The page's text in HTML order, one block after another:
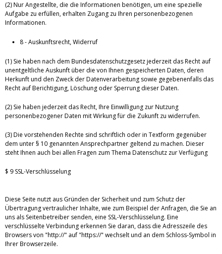
(2) Nur Angestellte, die die Informationen benötigen, um eine spezielle
Aufgabe zu erfüllen, erhalten Zugang zu Ihren personenbezogenen
Informationen.
8 - Auskunftsrecht, Widerruf
(1) Sie haben nach dem Bundesdatenschutzgesetz jederzeit das Recht auf
unentgeltliche Auskunft über die von Ihnen gespeicherten Daten, deren
Herkunft und den Zweck der Datenverarbeitung sowie gegebenenfalls das
Recht auf Berichtigung, Löschung oder Sperrung dieser Daten.
(2) Sie haben jederzeit das Recht, Ihre Einwilligung zur Nutzung
personenbezogener Daten mit Wirkung für die Zukunft zu widerrufen.
(3) Die vorstehenden Rechte sind schriftlich oder in Textform gegenüber
dem unter § 10 genannten Ansprechpartner geltend zu machen. Dieser
steht Ihnen auch bei allen Fragen zum Thema Datenschutz zur Verfügung
$ 9 SSL-Verschlüsselung
Diese Seite nutzt aus Gründen der Sicherheit und zum Schutz der
Übertragung vertraulicher Inhalte, wie zum Beispiel der Anfragen, die Sie an
uns als Seitenbetreiber senden, eine SSL-Verschlüsselung. Eine
verschlüsselte Verbindung erkennen Sie daran, dass die Adresszeile des
Browsers von "http://" auf "https://" wechselt und an dem Schloss-Symbol in
Ihrer Browserzeile.